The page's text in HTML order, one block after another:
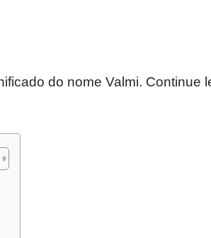
do nome Valmi. Continue